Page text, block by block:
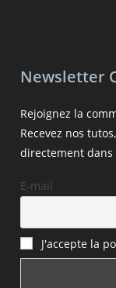
Newsletter
Rejoignez la
Recevez nos
directement
E-mail
J'accepte la